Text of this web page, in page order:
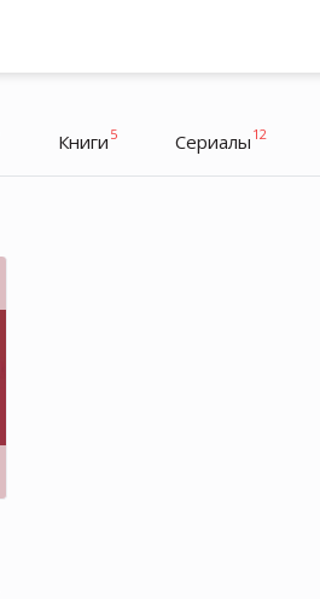
Книги 5 Cериалы 12